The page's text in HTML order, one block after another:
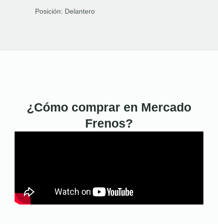
Posición: Delantero
¿Cómo comprar en Mercado
Frenos?